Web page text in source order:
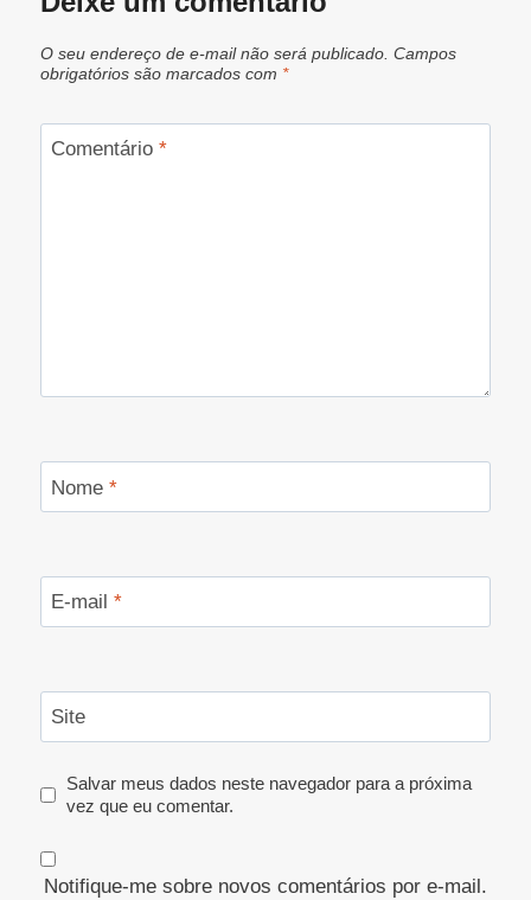
O seu endereço de e-mail não será publicado. Campos
obrigatórios são marcados com *
Comentário *
Nome *
E-mail *
Site
Salvar meus dados neste navegador para a próxima
vez que eu comentar.
Notifique-me sobre novos comentários por e-mail.